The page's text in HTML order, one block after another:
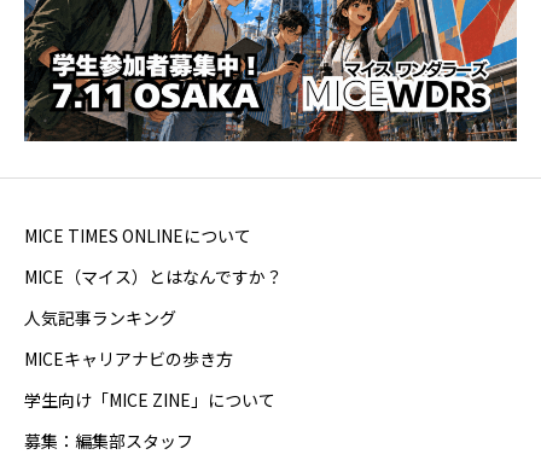
MICE TIMES ONLINEについて
MICE（マイス）とはなんですか？
人気記事ランキング
MICEキャリアナビの歩き方
学生向け「MICE ZINE」について
募集：編集部スタッフ